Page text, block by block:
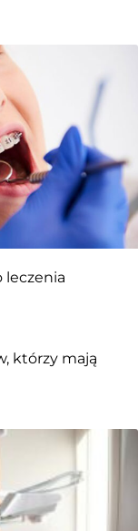
leczenia
którzy mają